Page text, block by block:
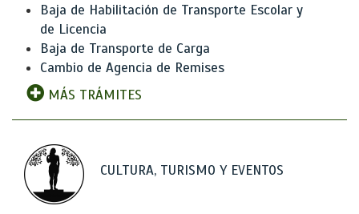
Baja de Habilitación de Transporte Escolar y
de Licencia
Baja de Transporte de Carga
Cambio de Agencia de Remises
MÁS TRÁMITES
CULTURA, TURISMO Y EVENTOS